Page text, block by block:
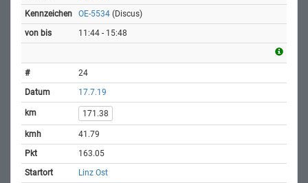
OE-5534 (Discus)
11:44 - 15:48
24
17.7.19
171.38
41.79
163.05
Linz Ost